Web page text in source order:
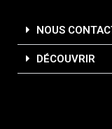
NOUS
DÉCOUVRIR